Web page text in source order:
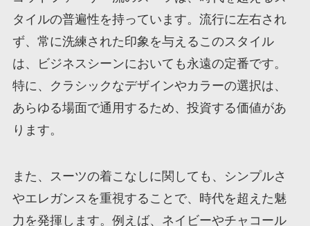
タイルの普遍性を持っています。流行に左右され
ず、常に洗練された印象を与えるこのスタイル
は、ビジネスシーンにおいても永遠の定番です。
特に、クラシックなデザインやカラーの選択は、
あらゆる場面で通用するため、投資する価値があ
ります。
また、スーツの着こなしに関しても、シンプルさ
やエレガンスを重視することで、時代を超えた魅
力を発揮します。例えば、ネイビーやチャコール